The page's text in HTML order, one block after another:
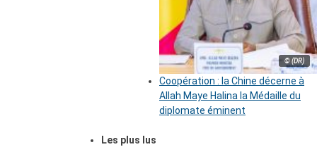
© (DR)
Coopération : la Chine décerne à
Allah Maye Halina la Médaille du
diplomate éminent
Les plus lus